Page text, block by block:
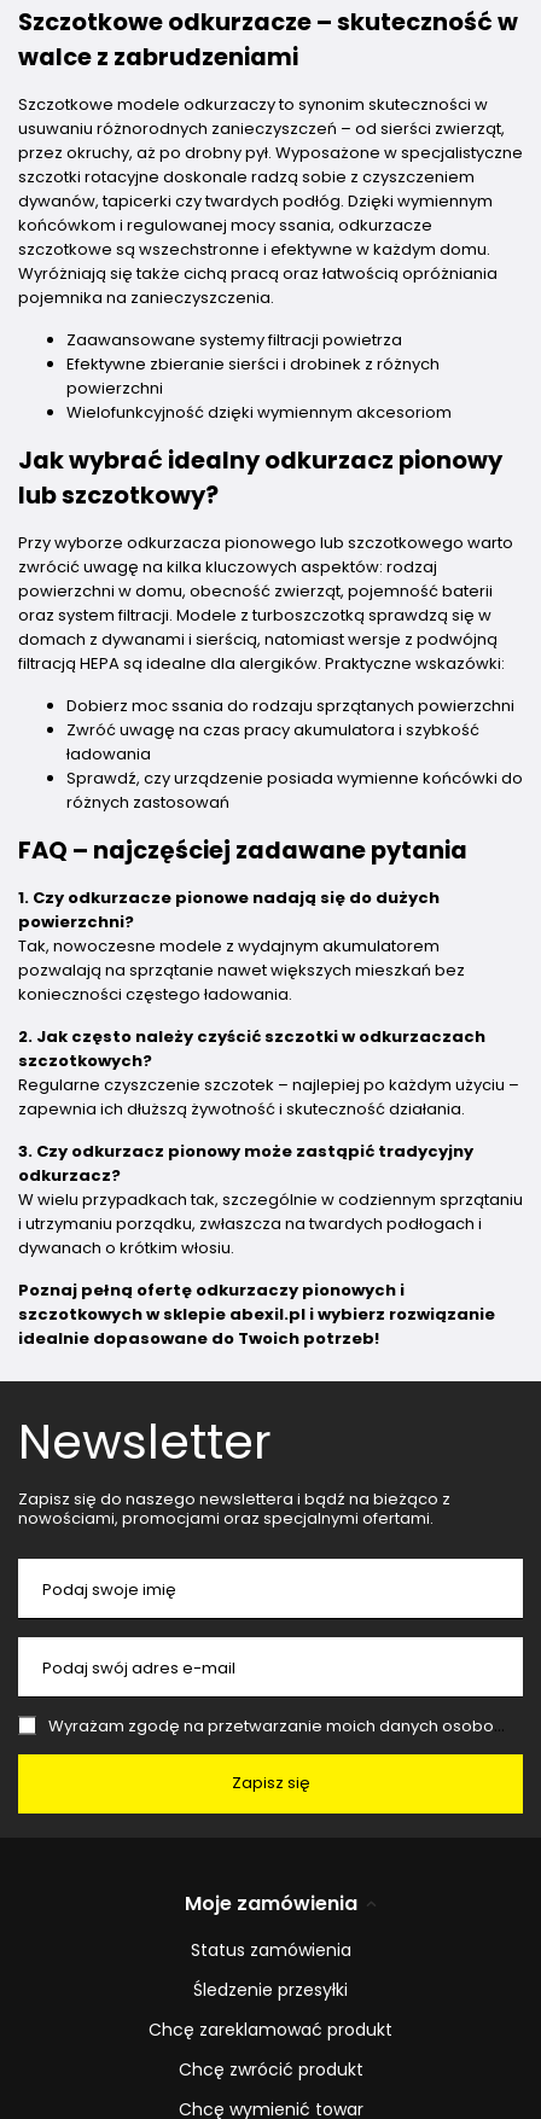
Szczotkowe odkurzacze – skuteczność w
walce z zabrudzeniami
Szczotkowe modele odkurzaczy to synonim skuteczności w
usuwaniu różnorodnych zanieczyszczeń – od sierści zwierząt,
przez okruchy, aż po drobny pył. Wyposażone w specjalistyczne
szczotki rotacyjne doskonale radzą sobie z czyszczeniem
dywanów, tapicerki czy twardych podłóg. Dzięki wymiennym
końcówkom i regulowanej mocy ssania, odkurzacze
szczotkowe są wszechstronne i efektywne w każdym domu.
Wyróżniają się także cichą pracą oraz łatwością opróżniania
pojemnika na zanieczyszczenia.
Zaawansowane systemy filtracji powietrza
Efektywne zbieranie sierści i drobinek z różnych
powierzchni
Wielofunkcyjność dzięki wymiennym akcesoriom
Jak wybrać idealny odkurzacz pionowy
lub szczotkowy?
Przy wyborze odkurzacza pionowego lub szczotkowego warto
zwrócić uwagę na kilka kluczowych aspektów: rodzaj
powierzchni w domu, obecność zwierząt, pojemność baterii
oraz system filtracji. Modele z turboszczotką sprawdzą się w
domach z dywanami i sierścią, natomiast wersje z podwójną
filtracją HEPA są idealne dla alergików. Praktyczne wskazówki:
Dobierz moc ssania do rodzaju sprzątanych powierzchni
Zwróć uwagę na czas pracy akumulatora i szybkość
ładowania
Sprawdź, czy urządzenie posiada wymienne końcówki do
różnych zastosowań
FAQ – najczęściej zadawane pytania
1. Czy odkurzacze pionowe nadają się do dużych
powierzchni?
Tak, nowoczesne modele z wydajnym akumulatorem
pozwalają na sprzątanie nawet większych mieszkań bez
konieczności częstego ładowania.
2. Jak często należy czyścić szczotki w odkurzaczach
szczotkowych?
Regularne czyszczenie szczotek – najlepiej po każdym użyciu –
zapewnia ich dłuższą żywotność i skuteczność działania.
3. Czy odkurzacz pionowy może zastąpić tradycyjny
odkurzacz?
W wielu przypadkach tak, szczególnie w codziennym sprzątaniu
i utrzymaniu porządku, zwłaszcza na twardych podłogach i
dywanach o krótkim włosiu.
Poznaj pełną ofertę odkurzaczy pionowych i
szczotkowych w sklepie abexil.pl i wybierz rozwiązanie
idealnie dopasowane do Twoich potrzeb!
Newsletter
Zapisz się do naszego newslettera i bądź na bieżąco z
nowościami, promocjami oraz specjalnymi ofertami.
Podaj swoje imię
Podaj swój adres e-mail
Wyrażam zgodę na przetwarzanie moich danych osobowych (adres e-mail) na potrzeby wysyłki newslettera z informacją handlową (marketing). Więcej w
Zapisz się
Moje zamówienia
Status zamówienia
Śledzenie przesyłki
Chcę zareklamować produkt
Chcę zwrócić produkt
Chcę wymienić towar